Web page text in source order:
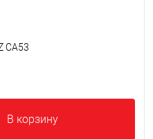
CA53
В корзину